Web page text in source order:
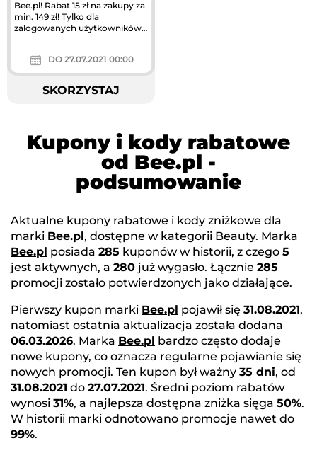
Bee.pl! Rabat 15 zł na zakupy za
min. 149 zł! Tylko dla
zalogowanych użytkowników,
DO 27.07.2021 00:00
SKORZYSTAJ
Kupony i kody rabatowe
od Bee.pl -
podsumowanie
Aktualne kupony rabatowe i kody zniżkowe dla
marki Bee.pl, dostępne w kategorii Beauty. Marka
Bee.pl posiada 285 kuponów w historii, z czego 5
jest aktywnych, a 280 już wygasło. Łącznie 285
promocji zostało potwierdzonych jako działające.
Pierwszy kupon marki Bee.pl pojawił się 31.08.2021,
natomiast ostatnia aktualizacja została dodana
06.03.2026. Marka Bee.pl bardzo często dodaje
nowe kupony, co oznacza regularne pojawianie się
nowych promocji. Ten kupon był ważny 35 dni, od
31.08.2021 do 27.07.2021. Średni poziom rabatów
wynosi 31%, a najlepsza dostępna zniżka sięga 50%.
W historii marki odnotowano promocje nawet do
99%.